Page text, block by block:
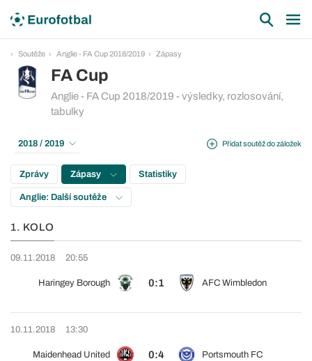
Soutěže Anglie - FA Cup 2018/2019 Zápasy
FA Cup
Anglie - FA Cup 2018/2019 - výsledky, rozlosování,
tabulky
Přidat soutěž do záložek
2018 / 2019
Zprávy Zápasy Statistiky
Anglie: Další soutěže
1. KOLO
09.11.2018 20:55
Haringey Borough 0:1 AFC Wimbledon
10.11.2018 13:30
Maidenhead United 0:4 Portsmouth FC